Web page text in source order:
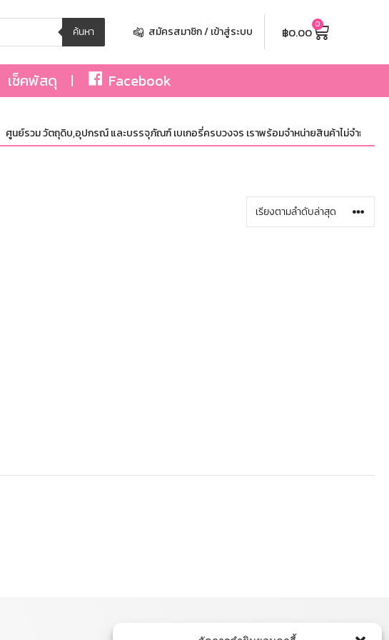
ค้นหา สมัครสมาชิก / เข้าสู่ระบบ ฿0.00 0
เช็คพัสดุ Facebook
ศูนย์รวม วัตถุดิบ,อุปกรณ์ และบรรจุภัณฑ์ เบเกอรี่ครบวงจร เราพร้อมจำหน่ายสินค้าไม่จำกัดจำ